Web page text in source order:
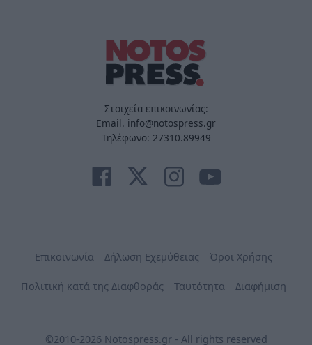
Στοιχεία επικοινωνίας:
Email. info@notospress.gr
Τηλέφωνο: 27310.89949
Επικοινωνία Δήλωση Εχεμύθειας Όροι Χρήσης
Πολιτική κατά της Διαφθοράς Ταυτότητα Διαφήμιση
©2010-2026 Notospress.gr - All rights reserved